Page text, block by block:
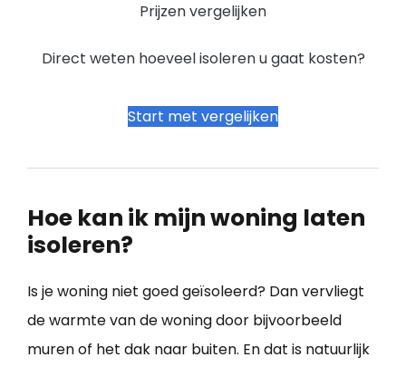
Prijzen vergelijken
Direct weten hoeveel isoleren u gaat kosten?
Start met vergelijken
Hoe kan ik mijn woning laten
isoleren?
Is je woning niet goed geïsoleerd? Dan vervliegt
de warmte van de woning door bijvoorbeeld
muren of het dak naar buiten. En dat is natuurlijk